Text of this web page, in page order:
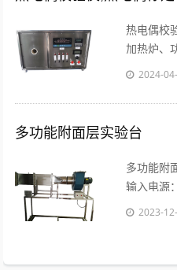
热电偶校
加热炉、
仪，可配
电偶温度
2024-
多功能附面层实验台
多功能附
输入电源
1.5KW。
2023-